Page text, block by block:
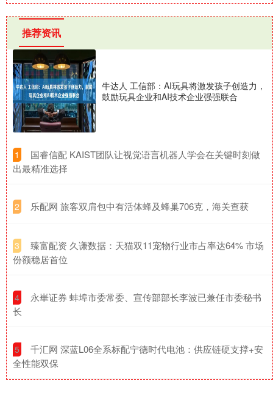
推荐资讯
牛达人 工信部：AI玩具将激发孩子创造力，
鼓励玩具企业和AI技术企业强强联合
1
​国睿信配 KAIST团队让视觉语言机器人学会在关键时刻做
出最精准选择
2 ​乐配网 旅客双肩包中有活体蜂及蜂巢706克，海关查获
3
​臻富配资 久谦数据：天猫双11宠物行业市占率达64% 市场
份额稳居首位
4
​永崋证券 蚌埠市委常委、宣传部部长李波已兼任市委秘书
长
5
​千汇网 深蓝L06全系标配宁德时代电池：供应链硬支撑+安
全性能双保